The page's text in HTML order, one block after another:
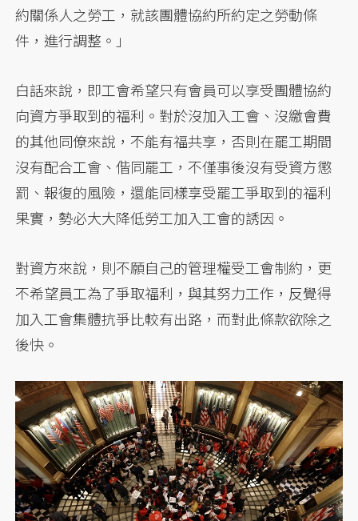
約關係人之勞工，就該團體協約所約定之勞動條
件，進行調整。」
白話來說，即工會希望只有會員可以享受團體協約
向資方爭取到的福利。對於沒加入工會、沒繳會費
的其他同僚來說，不能有福共享，否則在罷工期間
沒有配合工會、偕同罷工，不僅事後沒有受資方懲
罰、報復的風險，還能同樣享受罷工爭取到的福利
果實，勢必大大降低勞工加入工會的誘因。
對資方來說，則不願自己的管理權受工會制約，更
不希望員工為了爭取福利，與其努力工作，反覺得
加入工會集體抗爭比較有出路，而對此條款欲除之
後快。